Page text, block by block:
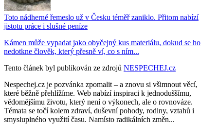
Toto nádherné řemeslo už v Česku téměř zaniklo. Přitom nabízí
jistotu práce i slušné peníze
Kámen může vypadat jako obyčejný kus materiálu, dokud se ho
nedotkne člověk, který přesně ví, co s ním...
Tento článek byl publikován ze zdrojů NESPECHEJ.cz
Nespechej.cz je pozvánka zpomalit – a znovu si všimnout věcí,
které běžně přehlížíme. Web nabízí inspiraci k jednoduššímu,
vědomějšímu životu, který není o výkonech, ale o rovnováze.
Témata se točí kolem zdraví, duševní pohody, rodiny, vztahů i
smysluplného využití času. Namísto radikálních změn...